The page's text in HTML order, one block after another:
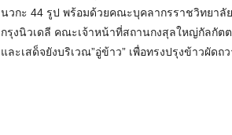
นวกะ 44 รูป พร้อมด้วยคณะบุคลากรราชวิทยา
กรุงนิวเดลี คณะเจ้าหน้าที่สถานกงสุลใหญ่กัลกั
และเสด็จยังบริเวณ”อู่ข้าว” เพื่อทรงปรุงข้าวผัด